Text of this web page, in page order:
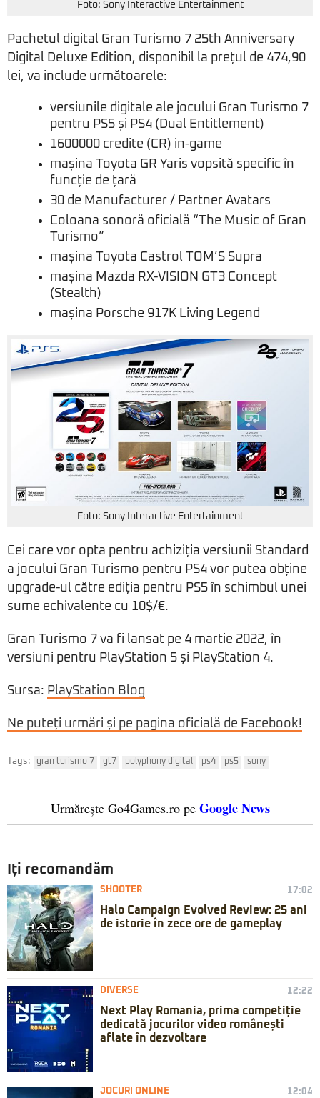
Foto: Sony Interactive Entertainment
Pachetul digital Gran Turismo 7 25th Anniversary
Digital Deluxe Edition, disponibil la prețul de 474,90
lei, va include următoarele:
versiunile digitale ale jocului Gran Turismo 7
pentru PS5 și PS4 (Dual Entitlement)
1600000 credite (CR) in-game
mașina Toyota GR Yaris vopsită specific în
funcție de țară
30 de Manufacturer / Partner Avatars
Coloana sonoră oficială “The Music of Gran
Turismo”
mașina Toyota Castrol TOM’S Supra
mașina Mazda RX-VISION GT3 Concept
(Stealth)
mașina Porsche 917K Living Legend
Foto: Sony Interactive Entertainment
Cei care vor opta pentru achiziția versiunii Standard
a jocului Gran Turismo pentru PS4 vor putea obține
upgrade-ul către ediția pentru PS5 în schimbul unei
sume echivalente cu 10$/€.
Gran Turismo 7 va fi lansat pe 4 martie 2022, în
versiuni pentru PlayStation 5 și PlayStation 4.
Sursa: PlayStation Blog
Ne puteți urmări și pe pagina oficială de Facebook!
Tags: gran turismo 7 gt7 polyphony digital ps4 ps5 sony
Urmărește Go4Games.ro pe Google News
Iți recomandăm
SHOOTER 17:02
Halo Campaign Evolved Review: 25 ani
de istorie în zece ore de gameplay
DIVERSE 12:22
Next Play Romania, prima competiție
dedicată jocurilor video românești
aflate în dezvoltare
JOCURI ONLINE 12:04